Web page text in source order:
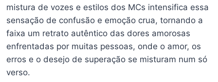
mistura de vozes e estilos dos MCs intensifica essa
sensação de confusão e emoção crua, tornando a
faixa um retrato autêntico das dores amorosas
enfrentadas por muitas pessoas, onde o amor, os
erros e o desejo de superação se misturam num só
verso.